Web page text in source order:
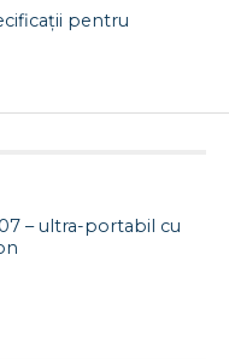
pentru
– ultra-portabil cu